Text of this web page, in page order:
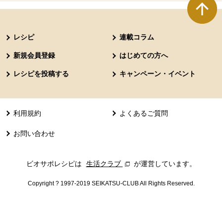
レシピ 連載コラム
新規会員登録 はじめての方へ
レシピを投稿する キャンペーン・イベント
利用規約 よくあるご質問
お問い合わせ
ビオサポレシピは 生活クラブ 別のウィンドウで開きます。
が運営しています。
Copyright ? 1997-2019 SEIKATSU-CLUB All Rights Reserved.